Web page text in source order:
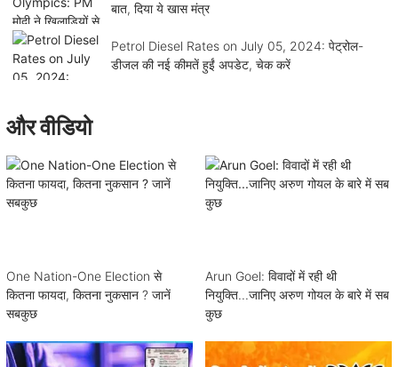
बात, दिया ये खास मंत्र
Petrol Diesel Rates on July 05, 2024: पेट्रोल-
डीजल की नई कीमतें हुईं अपडेट, चेक करें
और वीडियो
One Nation-One Election से
कितना फायदा, कितना नुकसान ? जानें
सबकुछ
Arun Goel: विवादों में रही थी
नियुक्ति...जानिए अरुण गोयल के बारे में सब
कुछ